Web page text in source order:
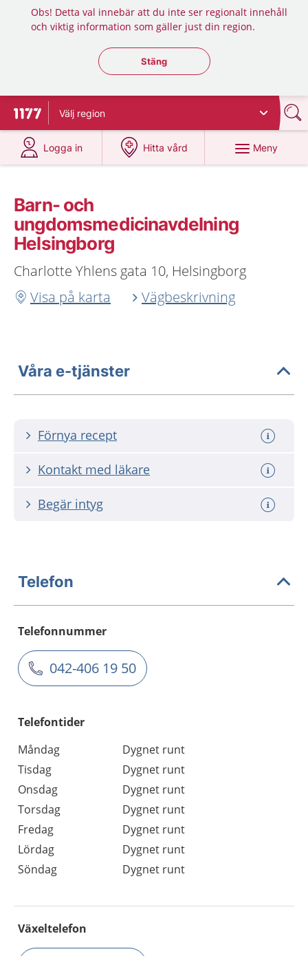
Obs! Detta val innebär att du inte ser regionalt innehåll
och viktig information som gäller just din region.
Stäng regionsväljaren
Stäng
Till startsidan för 1177
Välj region
Logga in
på 1177.se
Hitta vård
på 1177.se
Meny
Barn- och
ungdomsmedicinavdelning
Helsingborg
Charlotte Yhlens gata 10, Helsingborg
Visa på karta
Vägbeskrivning
Våra e-tjänster
Förnya recept
Kontakt med läkare
Begär intyg
Telefon
Telefonnummer
042-406 19 50
Telefontider
Måndag
Dygnet runt
Tisdag
Dygnet runt
Onsdag
Dygnet runt
Torsdag
Dygnet runt
Fredag
Dygnet runt
Lördag
Dygnet runt
Söndag
Dygnet runt
Växeltelefon